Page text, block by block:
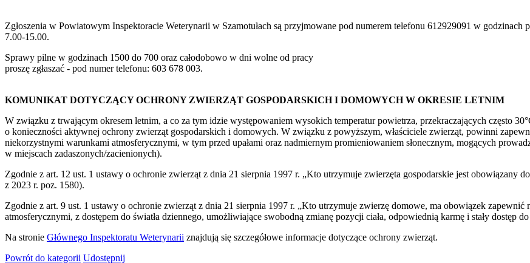
Zgłoszenia w Powiatowym Inspektoracie Weterynarii w Szamotułach są przyjmowane pod numerem telefonu 612929091 w
7.00-15.00.
Sprawy pilne w godzinach 1500 do 700 oraz całodobowo w dni wolne od pracy
proszę zgłaszać - pod numer telefonu: 603 678 003.
KOMUNIKAT DOTYCZĄCY OCHRONY ZWIERZĄT GOSPODARSKICH I DOMOWYCH W OKRESIE LETNIM
W związku z trwającym okresem letnim, a co za tym idzie występowaniem wysokich temperatur powietrza, przekraczających często
o konieczności aktywnej ochrony zwierząt gospodarskich i domowych. W związku z powyższym, właściciele zwierząt, powinni
niekorzystnymi warunkami atmosferycznymi, w tym przed upałami oraz nadmiernym promieniowaniem słonecznym, mogących
w miejscach zadaszonych/zacienionych).
Zgodnie z art. 12 ust. 1 ustawy o ochronie zwierząt z dnia 21 sierpnia 1997 r. „Kto utrzymuje zwierzęta gospodarskie jest
z 2023 r. poz. 1580).
Zgodnie z art. 9 ust. 1 ustawy o ochronie zwierząt z dnia 21 sierpnia 1997 r. „Kto utrzymuje zwierzę domowe, ma obowiązek zapewnić
atmosferycznymi, z dostępem do światła dziennego, umożliwiające swobodną zmianę pozycji ciała, odpowiednią karmę i stały dostęp
Na stronie Głównego Inspektoratu Weterynarii znajdują się szczegółowe informacje dotyczące ochrony zwierząt.
Powrót do kategorii Udostępnij